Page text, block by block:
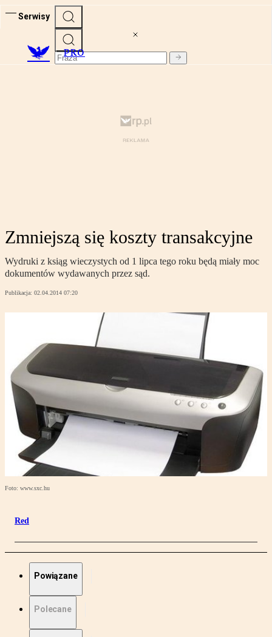
Serwisy
PRO
Zmniejszą się koszty transakcyjne
Wydruki z ksiąg wieczystych od 1 lipca tego roku będą miały moc
dokumentów wydawanych przez sąd.
Publikacja: 02.04.2014 07:20
Foto: www.sxc.hu
Red
Powiązane
Polecane